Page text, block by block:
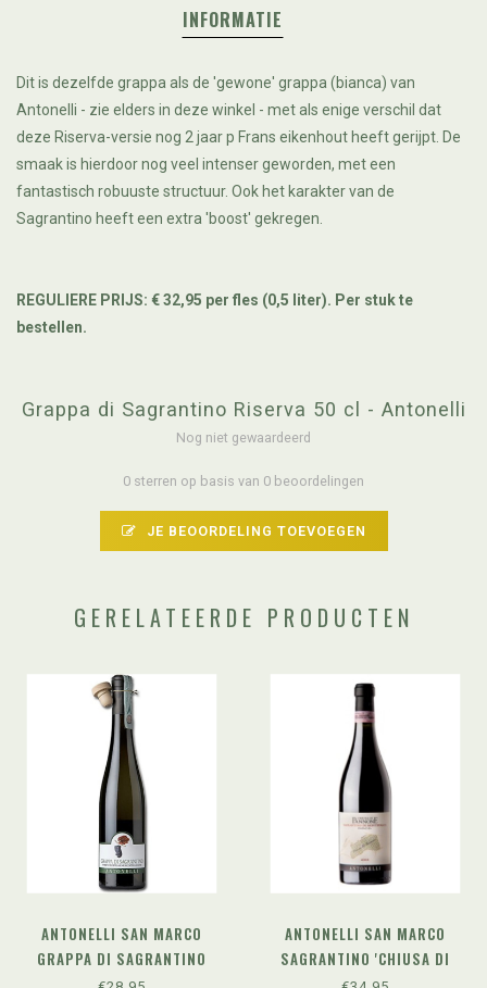
INFORMATIE
Dit is dezelfde grappa als de 'gewone' grappa (bianca) van
Antonelli - zie elders in deze winkel - met als enige verschil dat
deze Riserva-versie nog 2 jaar p Frans eikenhout heeft gerijpt. De
smaak is hierdoor nog veel intenser geworden, met een
fantastisch robuuste structuur. Ook het karakter van de
Sagrantino heeft een extra 'boost' gekregen.
REGULIERE PRIJS: € 32,95 per fles (0,5 liter). Per stuk te
bestellen.
Grappa di Sagrantino Riserva 50 cl - Antonelli
Nog niet gewaardeerd
0 sterren op basis van 0 beoordelingen
JE BEOORDELING TOEVOEGEN
GERELATEERDE PRODUCTEN
ANTONELLI SAN MARCO
GRAPPA DI SAGRANTINO
ANTONELLI SAN MARCO
SAGRANTINO 'CHIUSA DI